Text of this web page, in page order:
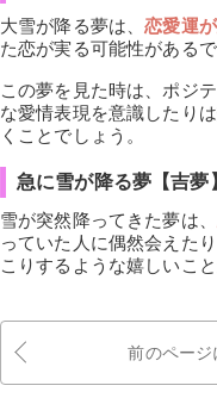
大雪が降る夢は、恋愛運
た恋が実る可能性がある
この夢を見た時は、ポジ
な愛情表現を意識したり
くことでしょう。
急に雪が降る夢【吉夢
雪が突然降ってきた夢は、
っていた人に偶然会えた
こりするような嬉しいこ
前のページ